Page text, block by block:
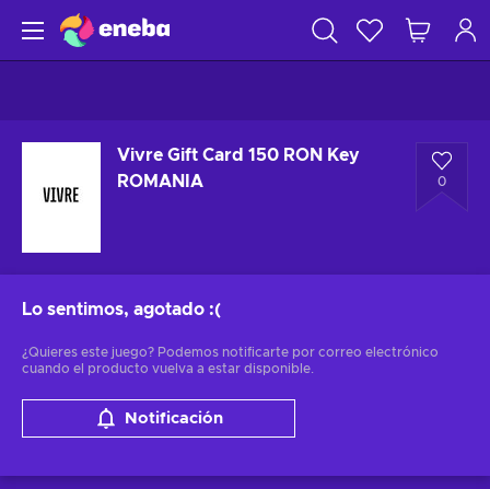
Vivre Gift Card 150 RON Key
ROMANIA
0
Lo sentimos, agotado :(
¿Quieres este juego? Podemos notificarte por correo electrónico
cuando el producto vuelva a estar disponible.
Notificación